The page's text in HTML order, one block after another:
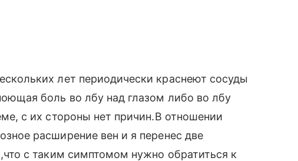
лет периодически краснеют сосуды
боль во лбу над глазом либо во лбу
с их стороны нет причин.В отношении
расширение вен и я перенес две
с таким симптомом нужно обратиться к